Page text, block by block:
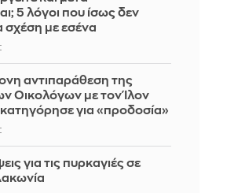
5 λόγοι που ίσως δεν
σχέση με εσένα
αντιπαράθεση της
Οικολόγων με τον Ίλον
για «προδοσία»
για τις πυρκαγιές σε